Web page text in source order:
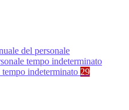
del personale
tempo indeterminato
tempo indeterminato 29